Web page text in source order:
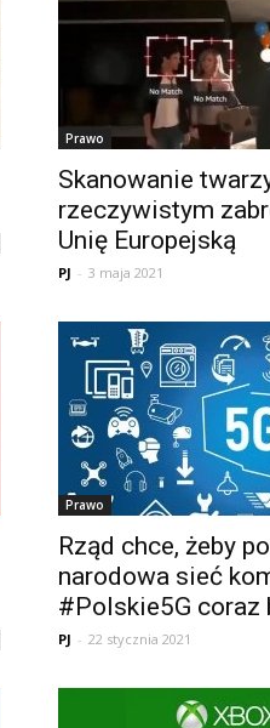
Prawo
Skanowanie
rzeczywistym
Unię Europejską
PJ - 3 maja 2021
Prawo
Rząd chce, żeby
narodowa sieć
#Polskie5G coraz
PJ - 22 stycznia 2021